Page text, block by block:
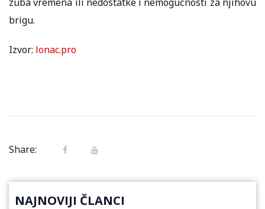
brigu.
Izvor: lonac.pro
Share:
NAJNOVIJI ČLANCI